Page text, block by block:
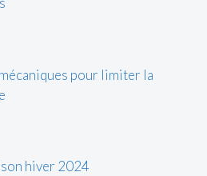
pour limiter la
hiver 2024